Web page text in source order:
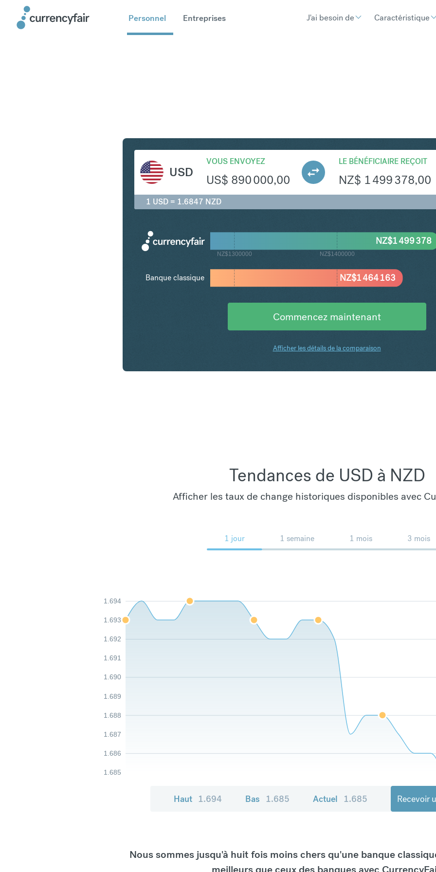
Personnel Entreprises J'ai besoin de Caractéristique
USD
VOUS ENVOYEZ
US$ 890 000,00
LE BÉNÉFICIAIRE REÇOIT
NZ$ 1 499 378,00
1 USD = 1.6847 NZD
NZ$1300000 NZ$1400000
NZ$1 464 163
NZ$1 499 378
Banque classique
Commencez maintenant
Afficher les détails de la comparaison
Tendances de USD à NZD
Afficher les taux de change historiques disponibles avec
1 jour 1 semaine 1 mois 3 mois
1.685
1.686
1.687
1.688
1.689
1.690
1.691
1.692
1.693
1.694
Haut 1.694 Bas 1.685 Actuel 1.685 Recevoir
Nous sommes jusqu'à huit fois moins chers qu'une banque
meilleurs que ceux des banques avec